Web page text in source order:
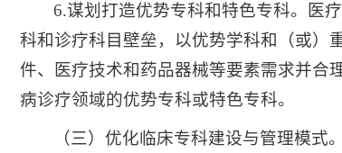
6.谋划打造优势专科和特色专科。医
科和诊疗科目壁垒，以优势学科和（或）
件、医疗技术和药品器械等要素需求并合
病诊疗领域的优势专科或特色专科。
（三）优化临床专科建设与管理模式。